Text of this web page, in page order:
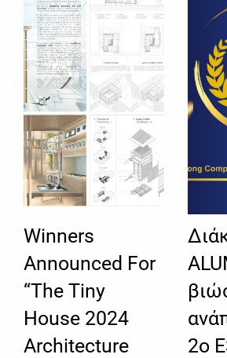
Winners
Announced For
“The Tiny
House 2024
Architecture
2ο